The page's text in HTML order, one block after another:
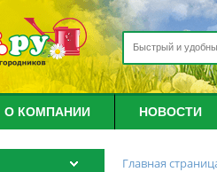
О КОМПАНИИ НОВОСТИ
Главная